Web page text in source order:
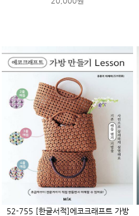
52-755 [한글서적]에코크래프트 가방